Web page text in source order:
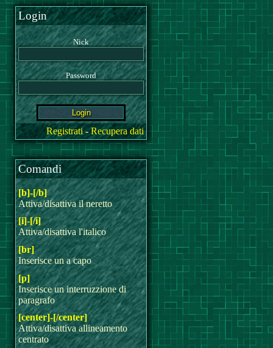
Login
Nick
Password
Registrati-Recupera dati
Comandi
[b]-[/b]
Attiva/disattiva il neretto
[i]-[/i]
Attiva/disattiva l'italico
[br]
Inserisce un a capo
[p]
Inserisce un interruzzione di
paragrafo
[center]-[/center]
Attiva/disattiva allineamento
centrato